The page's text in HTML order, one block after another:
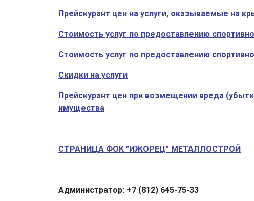
Прейскурант цен на услуги, оказываемые на
Стоимость услуг по предоставлению
Стоимость услуг по предоставлению
Скидки на услуги
Прейскурант цен при возмещении вреда
имущества
СТРАНИЦА ФОК "ИЖОРЕЦ" МЕТАЛЛОСТРОЙ
Администратор: +7 (812) 645-75-33